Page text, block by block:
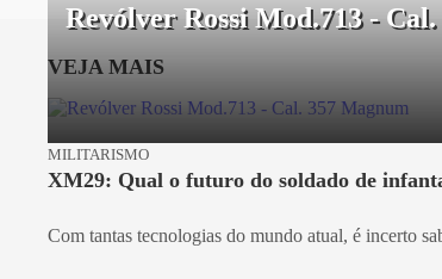
VEJA MAIS
Revólver Rossi Mod.713 -
MILITARISMO
XM29: Qual o futuro do soldado de
Com tantas tecnologias do mundo atual, é incerto